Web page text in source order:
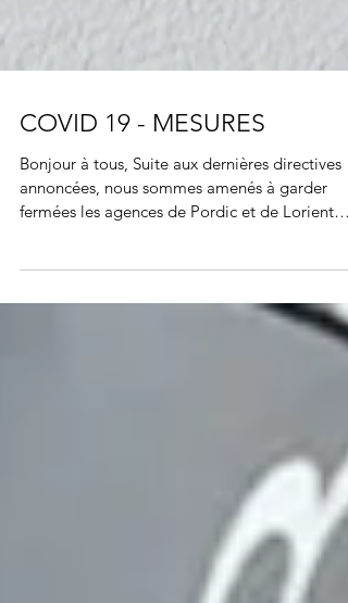
COVID 19 - MESURES
Bonjour à tous, Suite aux dernières directives
annoncées, nous sommes amenés à garder
jusqu'à...